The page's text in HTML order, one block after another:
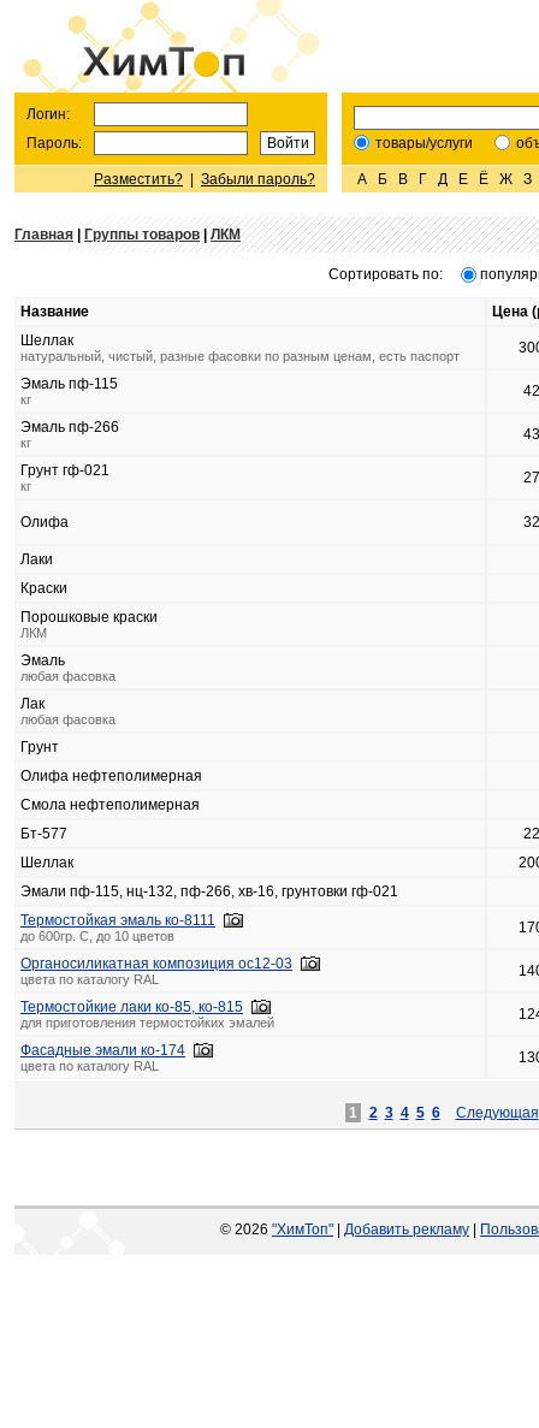
Логин:
Пароль:
Разместить? Забыли пароль?
товары/услуги
А Б В Г Д Е Ё Ж З
Главная Группы товаров|ЛКМ
Сортировать по:
Название
Цена
Шеллак
натуральный, чистый, разные фасовки по разным ценам, есть паспорт
Эмаль пф-115
кг
Эмаль пф-266
кг
Грунт гф-021
кг
Олифа
Лаки
Краски
Порошковые краски
ЛКМ
Эмаль
любая фасовка
Лак
любая фасовка
Грунт
Олифа нефтеполимерная
Смола нефтеполимерная
Бт-577
Шеллак
Эмали пф-115, нц-132, пф-266, хв-16, грунтовки гф-021
Термостойкая эмаль ко-8111
до 600гр. С, до 10 цветов
Органосиликатная композиция ос12-03
цвета по каталогу RAL
Термостойкие лаки ко-85, ко-815
для приготовления термостойких эмалей
Фасадные эмали ко-174
цвета по каталогу RAL
1 2 3 4 5 6 Следующая
© 2026 "ХимТоп" Добавить рекламу